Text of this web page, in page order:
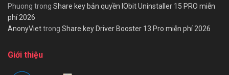
Phuong trong Share key bản quyền IObit Uninstaller 15 PRO miễn
phí 2026
AnonyViettrong Share key Driver Booster 13 Pro miễn phí 2026
Giới thiệu